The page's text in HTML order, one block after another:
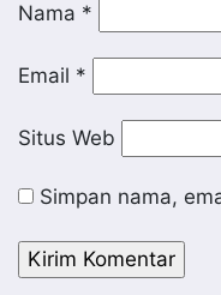
Nama *
Email *
Situs Web
Simpan nama,